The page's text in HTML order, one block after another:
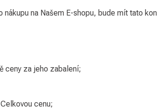
na Našem E-shopu, bude mít tato
ceny za jeho zabalení;
cenu;